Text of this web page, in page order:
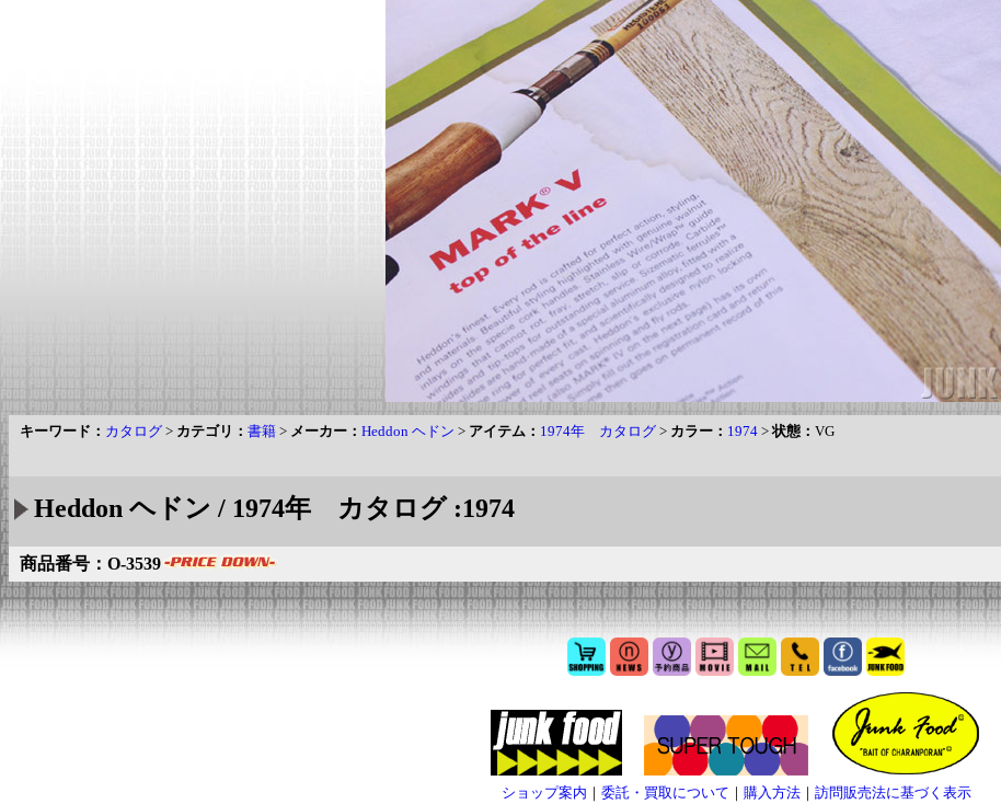
キーワード： カタログ > カテゴリ： 書籍 > メーカー： Heddon ヘドン > アイテム： 1974年 カタログ > カラー： 1974 >状態： VG
Heddon ヘドン / 1974年 カタログ :1974
商品番号：O-3539
ショップ案内 ｜ 委託・買取について ｜ 購入方法｜ 訪問販売法に基づく表示